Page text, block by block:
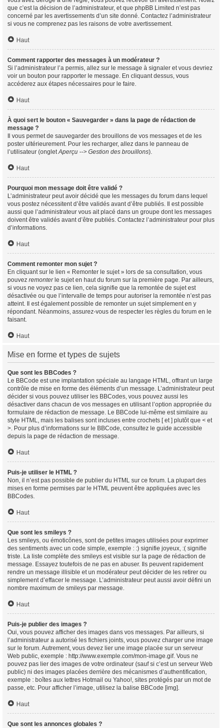
que c’est la décision de l’administrateur, et que phpBB Limited n’est pas
concerné par les avertissements d’un site donné. Contactez l’administrateur
si vous ne comprenez pas les raisons de votre avertissement.
Haut
Comment rapporter des messages à un modérateur ?
Si l’administrateur l’a permis, allez sur le message à signaler et vous devriez
voir un bouton pour rapporter le message. En cliquant dessus, vous
accéderez aux étapes nécessaires pour le faire.
Haut
À quoi sert le bouton « Sauvegarder » dans la page de rédaction de
message ?
Il vous permet de sauvegarder des brouillons de vos messages et de les
poster ultérieurement. Pour les recharger, allez dans le panneau de
l’utilisateur (ongletAperçu --> Gestion des brouillons).
Haut
Pourquoi mon message doit être validé ?
L’administrateur peut avoir décidé que les messages du forum dans lequel
vous postez nécessitent d’être validés avant d’être publiés. Il est possible
aussi que l’administrateur vous ait placé dans un groupe dont les messages
doivent être validés avant d’être publiés. Contactez l’administrateur pour plus
d’informations.
Haut
Comment remonter mon sujet ?
En cliquant sur le lien « Remonter le sujet » lors de sa consultation, vous
pouvez remonterle sujet en haut du forum sur la première page. Par ailleurs,
si vous ne voyez pas ce lien, cela signifie que la remontée de sujet est
désactivée ou que l’intervalle de temps pour autoriser la remontée n’est pas
atteint. Il est également possible de remonter un sujet simplement en y
répondant. Néanmoins, assurez-vous de respecter les règles du forum en le
faisant.
Haut
Mise en forme et types de sujets
Que sont les BBCodes ?
Le BBCode est une implantation spéciale au langage HTML, offrant un large
contrôle de mise en forme des éléments d’un message. L’administrateur peut
décider si vous pouvez utiliser les BBCodes, vous pouvez aussi les
désactiver dans chacun de vos messages en utilisant l’option appropriée du
formulaire de rédaction de message. Le BBCode lui-même est similaire au
style HTML, mais les balises sont incluses entre crochets [ et ] plutôt que < et
>. Pour plus d’informations sur le BBCode, consultez le guide accessible
depuis la page de rédaction de message.
Haut
Puis-je utiliser le HTML ?
Non, il n’est pas possible de publier du HTML sur ce forum. La plupart des
mises en forme permises par le HTML peuvent être appliquées avec les
BBCodes.
Haut
Que sont les smileys ?
Les smileys, ou émoticônes, sont de petites images utilisées pour exprimer
des sentiments avec un code simple, exemple : :) signifie joyeux, :( signifie
triste. La liste complète des smileys est visible sur la page de rédaction de
message. Essayez toutefois de ne pas en abuser. Ils peuvent rapidement
rendre un message illisible et un modérateur peut décider de les retirer ou
simplement d’effacer le message. L’administrateur peut aussi avoir défini un
nombre maximum de smileys par message.
Haut
Puis-je publier des images ?
Oui, vous pouvez afficher des images dans vos messages. Par ailleurs, si
l’administrateur a autorisé les fichiers joints, vous pouvez charger une image
sur le forum. Autrement, vous devez lier une image placée sur un serveur
Web public, exemple : http://www.exemple.com/mon-image.gif. Vous ne
pouvez pas lier des images de votre ordinateur (sauf si c’est un serveur Web
public) ni des images placées derrière des mécanismes d’authentification,
exemple : boîtes aux lettres Hotmail ou Yahoo!, sites protégés par un mot de
passe, etc. Pour afficher l’image, utilisez la balise BBCode [img].
Haut
Que sont les annonces globales ?